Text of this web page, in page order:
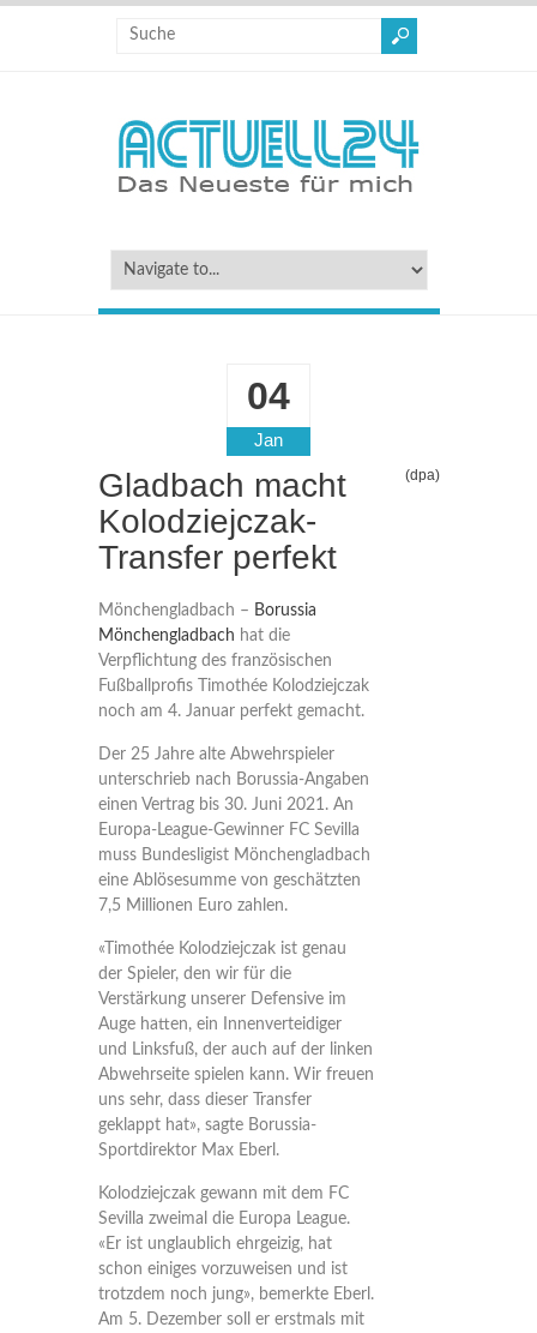
04
Jan
Gladbach macht
Kolodziejczak-
Transfer perfekt
(dpa)
Mönchengladbach – Borussia
Mönchengladbach hat die
Verpflichtung des französischen
Fußballprofis Timothée Kolodziejczak
noch am 4. Januar perfekt gemacht.
Der 25 Jahre alte Abwehrspieler
unterschrieb nach Borussia-Angaben
einen Vertrag bis 30. Juni 2021. An
Europa-League-Gewinner FC Sevilla
muss Bundesligist Mönchengladbach
eine Ablösesumme von geschätzten
7,5 Millionen Euro zahlen.
«Timothée Kolodziejczak ist genau
der Spieler, den wir für die
Verstärkung unserer Defensive im
Auge hatten, ein Innenverteidiger
und Linksfuß, der auch auf der linken
Abwehrseite spielen kann. Wir freuen
uns sehr, dass dieser Transfer
geklappt hat», sagte Borussia-
Sportdirektor Max Eberl.
Kolodziejczak gewann mit dem FC
Sevilla zweimal die Europa League.
«Er ist unglaublich ehrgeizig, hat
schon einiges vorzuweisen und ist
trotzdem noch jung», bemerkte Eberl.
Am 5. Dezember soll er erstmals mit